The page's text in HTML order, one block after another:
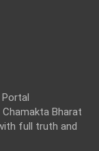
Portal
Bharat
full truth and